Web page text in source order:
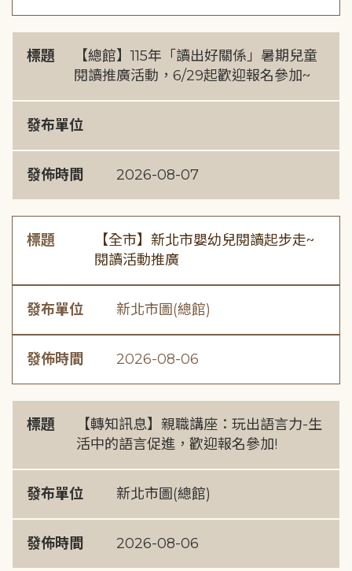
標題
【總館】115年「讀出好關係」暑期兒童
閱讀推廣活動，6/29起歡迎報名參加~
發布單位
發佈時間 2026-08-07
標題
【全市】新北市嬰幼兒閱讀起步走~
閱讀活動推廣
發布單位 新北市圖(總館)
發佈時間 2026-08-06
標題
【轉知訊息】親職講座：玩出語言力-生
活中的語言促進，歡迎報名參加!
發布單位 新北市圖(總館)
發佈時間 2026-08-06